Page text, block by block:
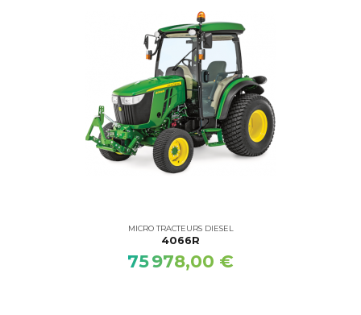
MICRO TRACTEURS DIESEL
4066R
75 978,00 €